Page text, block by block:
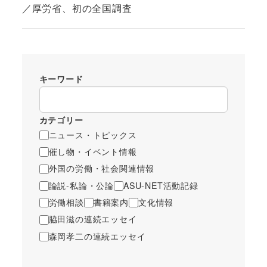
／厚労省、初の全国調査
キーワード
カテゴリー
ニュース・トピックス
催し物・イベント情報
外国の労働・社会関連情報
論説-私論・公論
ASU-NET活動記録
労働相談
書籍案内
文化情報
脇田滋の連続エッセイ
森岡孝二の連続エッセイ